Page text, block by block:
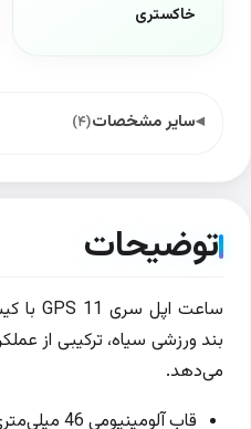
خاکستری
سایر مشخصات(۴)
توضیحات
بند ورزشی سیاه، ترکیبی از
می‌دهد.
قاب آلومینیومی 46 میلی‌متری با رنگ خاکستری فضا